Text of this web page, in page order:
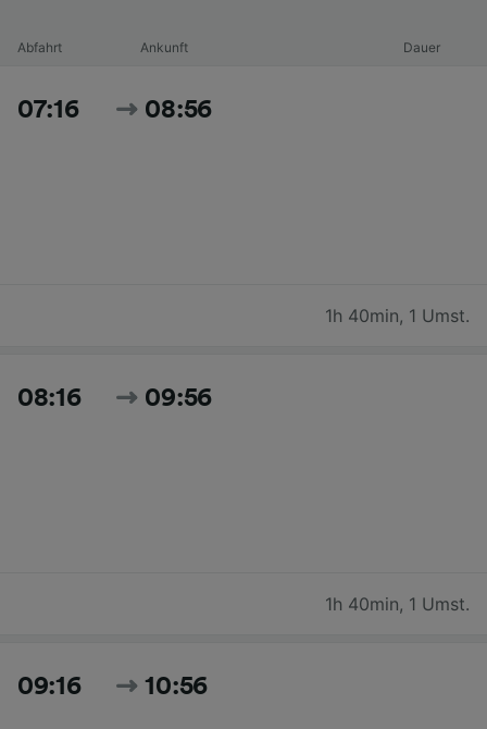
Abfahrt Ankunft Dauer
07:16 08:56
1h 40min, 1 Umst.
08:16 09:56
1h 40min, 1 Umst.
09:16 10:56